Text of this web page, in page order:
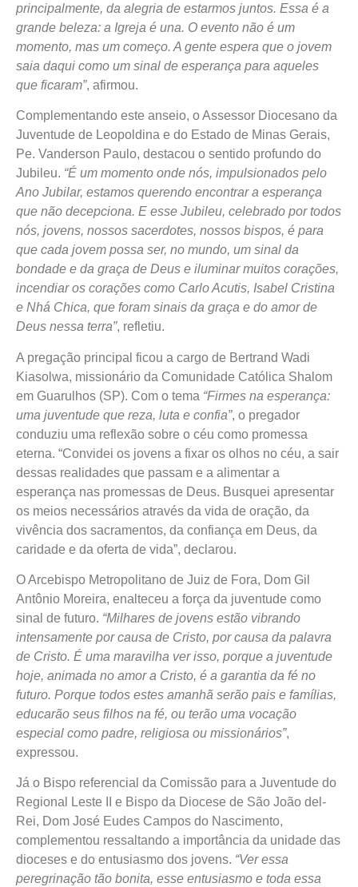
principalmente, da alegria de estarmos juntos. Essa é a
grande beleza: a Igreja é una. O evento não é um
momento, mas um começo. A gente espera que o jovem
saia daqui como um sinal de esperança para aqueles
que ficaram”, afirmou.
Complementando este anseio, o Assessor Diocesano da
Juventude de Leopoldina e do Estado de Minas Gerais,
Pe. Vanderson Paulo, destacou o sentido profundo do
Jubileu. “É um momento onde nós, impulsionados pelo
Ano Jubilar, estamos querendo encontrar a esperança
que não decepciona. E esse Jubileu, celebrado por todos
nós, jovens, nossos sacerdotes, nossos bispos, é para
que cada jovem possa ser, no mundo, um sinal da
bondade e da graça de Deus e iluminar muitos corações,
incendiar os corações como Carlo Acutis, Isabel Cristina
e Nhá Chica, que foram sinais da graça e do amor de
Deus nessa terra”, refletiu.
A pregação principal ficou a cargo de Bertrand Wadi
Kiasolwa, missionário da Comunidade Católica Shalom
em Guarulhos (SP). Com o tema “Firmes na esperança:
uma juventude que reza, luta e confia”, o pregador
conduziu uma reflexão sobre o céu como promessa
eterna. “Convidei os jovens a fixar os olhos no céu, a sair
dessas realidades que passam e a alimentar a
esperança nas promessas de Deus. Busquei apresentar
os meios necessários através da vida de oração, da
vivência dos sacramentos, da confiança em Deus, da
caridade e da oferta de vida”, declarou.
O Arcebispo Metropolitano de Juiz de Fora, Dom Gil
Antônio Moreira, enalteceu a força da juventude como
sinal de futuro. “Milhares de jovens estão vibrando
intensamente por causa de Cristo, por causa da palavra
de Cristo. É uma maravilha ver isso, porque a juventude
hoje, animada no amor a Cristo, é a garantia da fé no
futuro. Porque todos estes amanhã serão pais e famílias,
educarão seus filhos na fé, ou terão uma vocação
especial como padre, religiosa ou missionários”,
expressou.
Já o Bispo referencial da Comissão para a Juventude do
Regional Leste II e Bispo da Diocese de São João del-
Rei, Dom José Eudes Campos do Nascimento,
complementou ressaltando a importância da unidade das
dioceses e do entusiasmo dos jovens. “Ver essa
peregrinação tão bonita, esse entusiasmo e toda essa